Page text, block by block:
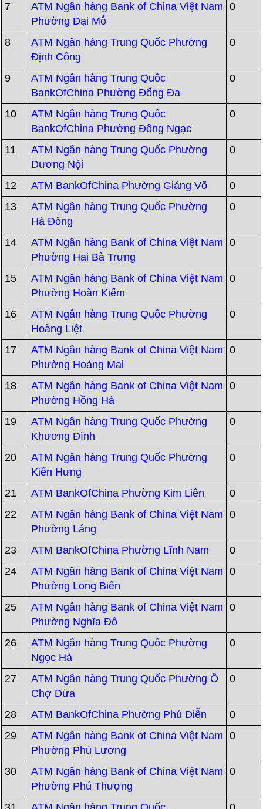
7
ATM Ngân hàng Bank of China Việt Nam
Phường Đại Mỗ
0
8
ATM Ngân hàng Trung Quốc Phường
Định Công
0
9
ATM Ngân hàng Trung Quốc
BankOfChina Phường Đống Đa
0
10
ATM Ngân hàng Trung Quốc
BankOfChina Phường Đông Ngạc
0
11
ATM Ngân hàng Trung Quốc Phường
Dương Nội
0
12 ATM BankOfChina Phường Giảng Võ
0
13
ATM Ngân hàng Trung Quốc Phường
Hà Đông
0
14
ATM Ngân hàng Bank of China Việt Nam
Phường Hai Bà Trưng
0
15
ATM Ngân hàng Bank of China Việt Nam
Phường Hoàn Kiếm
0
16
ATM Ngân hàng Trung Quốc Phường
Hoàng Liệt
0
17
ATM Ngân hàng Bank of China Việt Nam
Phường Hoàng Mai
0
18
ATM Ngân hàng Bank of China Việt Nam
Phường Hồng Hà
0
19
ATM Ngân hàng Trung Quốc Phường
Khương Đình
0
20
ATM Ngân hàng Trung Quốc Phường
Kiến Hưng
0
21 ATM BankOfChina Phường Kim Liên
0
22
ATM Ngân hàng Bank of China Việt Nam
Phường Láng
0
23 ATM BankOfChina Phường Lĩnh Nam
0
24
ATM Ngân hàng Bank of China Việt Nam
Phường Long Biên
0
25
ATM Ngân hàng Bank of China Việt Nam
Phường Nghĩa Đô
0
26
ATM Ngân hàng Trung Quốc Phường
Ngọc Hà
0
27
ATM Ngân hàng Trung Quốc Phường Ô
Chợ Dừa
0
28 ATM BankOfChina Phường Phú Diễn
0
29
ATM Ngân hàng Bank of China Việt Nam
Phường Phú Lương
0
30
ATM Ngân hàng Bank of China Việt Nam
Phường Phú Thượng
0